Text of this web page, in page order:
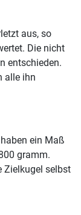
aus, so
Die nicht
entschieden.
alle ihn
ein Maß
gramm.
Zielkugel selbst